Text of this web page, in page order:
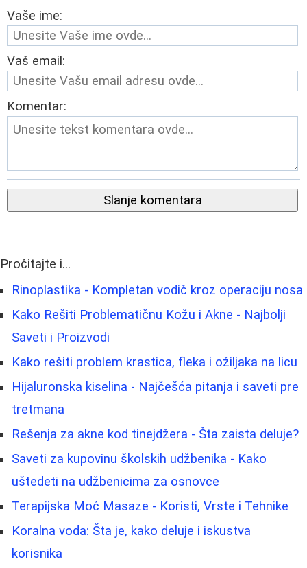
Vaše ime:
Vaš email:
Komentar:
Slanje komentara
Pročitajte i...
Rinoplastika - Kompletan vodič kroz operaciju nosa
Kako Rešiti Problematičnu Kožu i Akne - Najbolji
Saveti i Proizvodi
Kako rešiti problem krastica, fleka i ožiljaka na licu
Hijaluronska kiselina - Najčešća pitanja i saveti pre
tretmana
Rešenja za akne kod tinejdžera - Šta zaista deluje?
Saveti za kupovinu školskih udžbenika - Kako
uštedeti na udžbenicima za osnovce
Terapijska Moć Masaze - Koristi, Vrste i Tehnike
Koralna voda: Šta je, kako deluje i iskustva
korisnika